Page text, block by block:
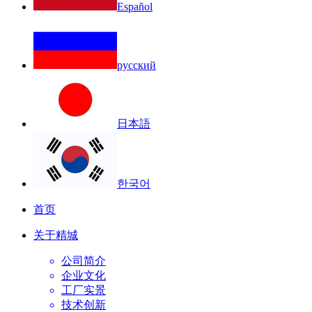
Español
русский
日本語
한국어
首页
关于精城
公司简介
企业文化
工厂实景
技术创新